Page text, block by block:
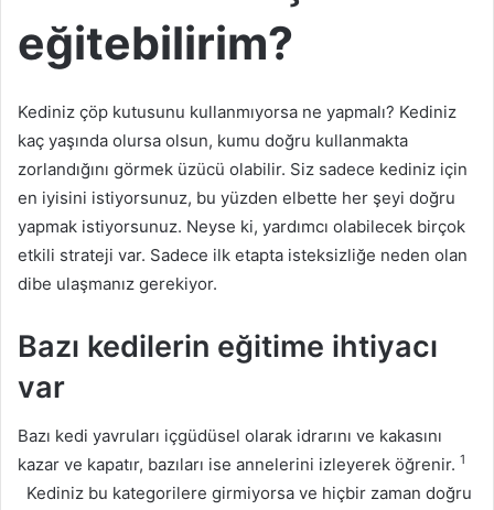
eğitebilirim?
Kediniz çöp kutusunu kullanmıyorsa ne yapmalı? Kediniz
kaç yaşında olursa olsun, kumu doğru kullanmakta
zorlandığını görmek üzücü olabilir. Siz sadece kediniz için
en iyisini istiyorsunuz, bu yüzden elbette her şeyi doğru
yapmak istiyorsunuz. Neyse ki, yardımcı olabilecek birçok
etkili strateji var. Sadece ilk etapta isteksizliğe neden olan
dibe ulaşmanız gerekiyor.
Bazı kedilerin eğitime ihtiyacı
var
Bazı kedi yavruları içgüdüsel olarak idrarını ve kakasını
kazar ve kapatır, bazıları ise annelerini izleyerek öğrenir. 1
Kediniz bu kategorilere girmiyorsa ve hiçbir zaman doğru